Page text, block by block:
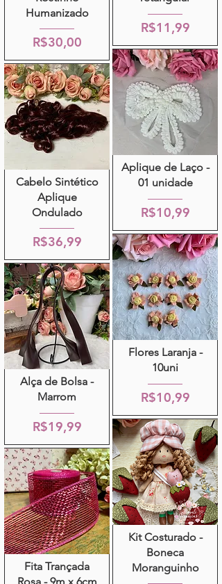
Humanizado
R$30,00
Cabelo Sintético
Aplique
Ondulado
R$36,99
Alça de Bolsa -
Marrom
R$19,99
Fita Trançada
R$11,99
Aplique de Laço -
01 unidade
R$10,99
Flores Laranja -
10uni
R$10,99
Kit Costurado -
Boneca
Moranguinho